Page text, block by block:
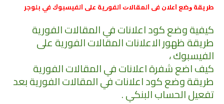
ﻃﺮﻳﻘﺔ ﻭﺿﻊ ﺍﻋﻼﻥ ﻓﻰ ﺍﻟﻤﻘﺎﻻﺕ ﺍﻟﻔﻮﺭﻳﺔ ﻋﻠﻰ ﺍﻟﻔﻴﺴﺒﻮﻙ في بلوجر
كيفية وضع كود اعلانات في المقالات الفورية
طريقة ظهور الاعلانات المقالات الفورية على
الفيسبوك ،
كيف اضع شفرة اعلانات في المقالات الفورية
طريقة وضع كود اعلانات في المقالات الفورية بعد
تفعيل الحساب البنكي .